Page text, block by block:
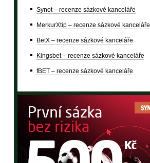
Synot – recenze sázkové kanceláře
MerkurXtip – recenze sázkové kanceláře
BetX – recenze sázkové kanceláře
Kingsbet – recenze sázkové kanceláře
fBET – recenze sázkové kanceláře